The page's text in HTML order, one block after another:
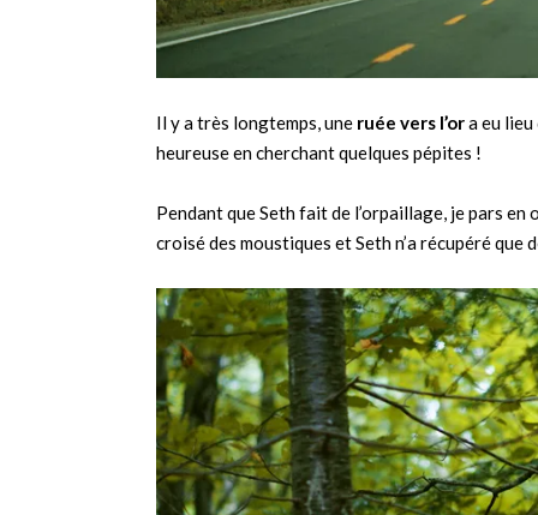
Il y a très longtemps, une ruée vers l’ora eu lieu
heureuse en cherchant quelques pépites !
Pendant que Seth fait de l’orpaillage, je pars
croisé des moustiques et Seth n’a récupéré que